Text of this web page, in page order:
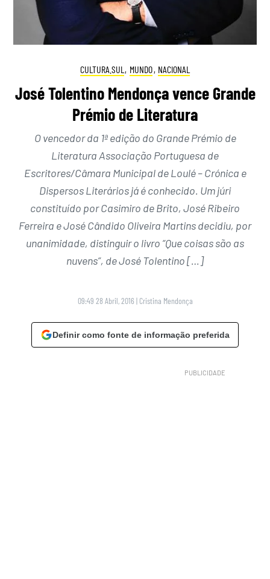
CULTURA.SUL , MUNDO, NACIONAL
José Tolentino Mendonça vence Grande
Prémio de Literatura
O vencedor da 1ª edição do Grande Prémio de
Literatura Associação Portuguesa de
Escritores/Câmara Municipal de Loulé – Crónica e
Dispersos Literários já é conhecido. Um júri
constituído por Casimiro de Brito, José Ribeiro
Ferreira e José Cândido Oliveira Martins decidiu, por
unanimidade, distinguir o livro “Que coisas são as
nuvens”, de José Tolentino […]
09:49 28 Abril, 2016 | Cristina Mendonça
Definir como fonte de informação preferida